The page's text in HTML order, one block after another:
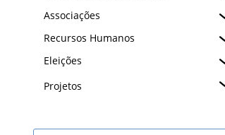
Associações
Recursos Humanos
Eleições
Projetos